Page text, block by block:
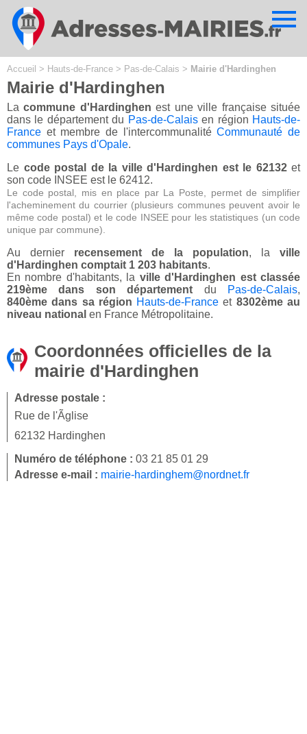
Accueil > Hauts-de-France > Pas-de-Calais > Mairie d'Hardinghen
Mairie d'Hardinghen
Lacommune d'Hardinghen est une ville française située
dans le département du Pas-de-Calaisen région Hauts-de-
France et membre de l'intercommunalitéCommunauté de
communes Pays d'Opale.
Le code postal de la ville d'Hardinghen est le 62132et
son code INSEE est le 62412.
Le code postal, mis en place par La Poste, permet de simplifier
l'acheminement du courrier (plusieurs communes peuvent avoir le
même code postal) et le code INSEE pour les statistiques (un code
unique par commune).
Au dernier recensement de la population, la ville
d'Hardinghen comptait 1 203 habitants.
En nombre d'habitants, la ville d'Hardinghen est classée
219ème dans son département du Pas-de-Calais,
840ème dans sa région Hauts-de-France et 8302ème au
niveau national en France Métropolitaine.
Coordonnées officielles de la
mairie d'Hardinghen
Adresse postale :
Rue de l'Ãglise
62132 Hardinghen
Numéro de téléphone : 03 21 85 01 29
Adresse e-mail : mairie-hardinghem@nordnet.fr
Cookies management panel